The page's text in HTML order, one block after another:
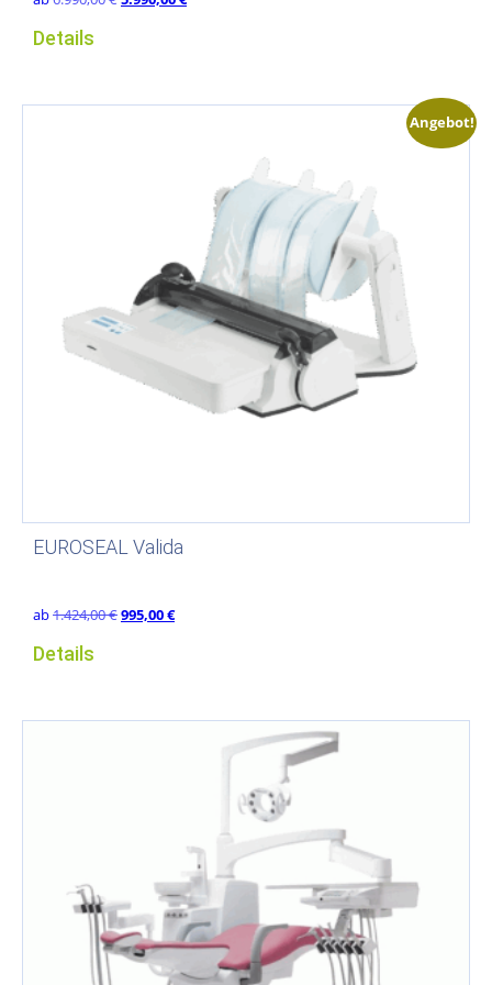
Details
Angebot!
EUROSEAL Valida
ab1.424,00€Ursprünglicher
995,00€Aktueller
Details